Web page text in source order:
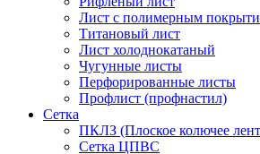
Лист с полимерным
Титановый лист
Лист холоднокатаный
Чугунные листы
Перфорированные листы
Профлист (профнастил)
Сетка
ПКЛЗ (Плоское колючее
Сетка ЦПВС